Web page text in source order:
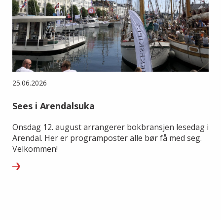
25.06.2026
Sees i Arendalsuka
Onsdag 12. august arrangerer bokbransjen lesedag i
Arendal. Her er programposter alle bør få med seg.
Velkommen!